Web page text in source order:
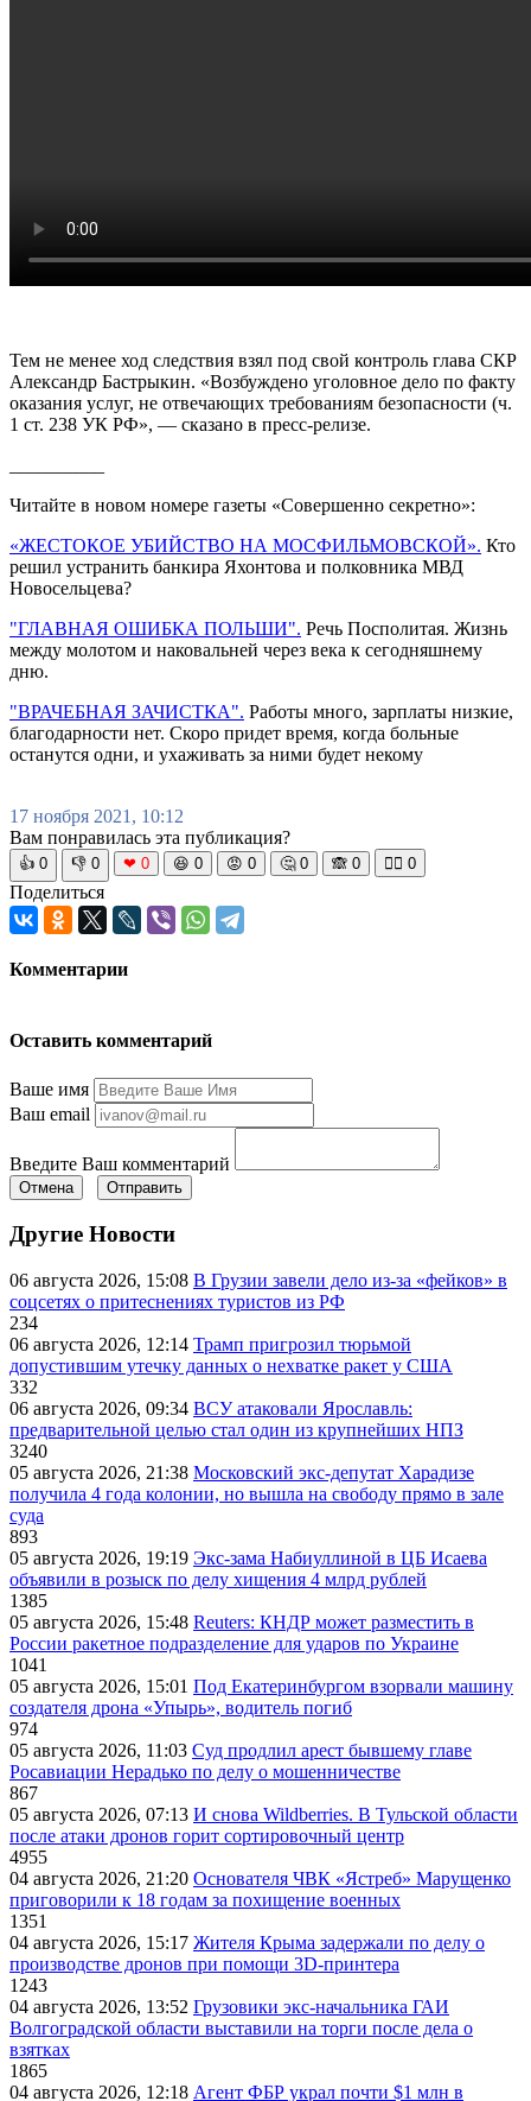
Тем не менее ход следствия взял под свой контроль глава СКР
Александр Бастрыкин. «Возбуждено уголовное дело по факту
оказания услуг, не отвечающих требованиям безопасности (ч.
1 ст. 238 УК РФ», — сказано в пресс-релизе.
Читайте в новом номере газеты «Совершенно секретно»:
«ЖЕСТОКОЕ УБИЙСТВО НА МОСФИЛЬМОВСКОЙ». Кто
решил устранить банкира Яхонтова и полковника МВД
Новосельцева?
"ГЛАВНАЯ ОШИБКА ПОЛЬШИ". Речь Посполитая. Жизнь
между молотом и наковальней через века к сегодняшнему
дню.
"ВРАЧЕБНАЯ ЗАЧИСТКА". Работы много, зарплаты низкие,
благодарности нет. Скоро придет время, когда больные
останутся одни, и ухаживать за ними будет некому
17 ноября 2021, 10:12
Вам понравилась эта публикация?
👍 0 👎 0 ❤ 0 😆 0 😡 0 🤔 0 🙈 0 🧘‍♀️ 0
Поделиться
Комментарии
Оставить комментарий
Ваше имя
Ваш email
Введите Ваш комментарий
Отмена Отправить
Другие Новости
06 августа 2026, 15:08 В Грузии завели дело из-за «фейков» в
соцсетях о притеснениях туристов из РФ
234
06 августа 2026, 12:14 Трамп пригрозил тюрьмой
допустившим утечку данных о нехватке ракет у США
332
06 августа 2026, 09:34 ВСУ атаковали Ярославль:
предварительной целью стал один из крупнейших НПЗ
3240
05 августа 2026, 21:38 Московский экс-депутат Харадизе
получила 4 года колонии, но вышла на свободу прямо в зале
суда
893
05 августа 2026, 19:19 Экс-зама Набиуллиной в ЦБ Исаева
объявили в розыск по делу хищения 4 млрд рублей
1385
05 августа 2026, 15:48 Reuters: КНДР может разместить в
России ракетное подразделение для ударов по Украине
1041
05 августа 2026, 15:01 Под Екатеринбургом взорвали машину
создателя дрона «Упырь», водитель погиб
974
05 августа 2026, 11:03 Суд продлил арест бывшему главе
Росавиации Нерадько по делу о мошенничестве
867
05 августа 2026, 07:13 И снова Wildberries. В Тульской области
после атаки дронов горит сортировочный центр
4955
04 августа 2026, 21:20 Основателя ЧВК «Ястреб» Марущенко
приговорили к 18 годам за похищение военных
1351
04 августа 2026, 15:17 Жителя Крыма задержали по делу о
производстве дронов при помощи 3D‑принтера
1243
04 августа 2026, 13:52 Грузовики экс-начальника ГАИ
Волгоградской области выставили на торги после дела о
взятках
1865
04 августа 2026, 12:18 Агент ФБР украл почти $1 млн в